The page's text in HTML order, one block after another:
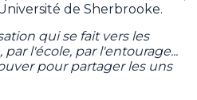
de Sherbrooke.
qui se fait vers les
l'école, par l'entourage...
pour partager les uns